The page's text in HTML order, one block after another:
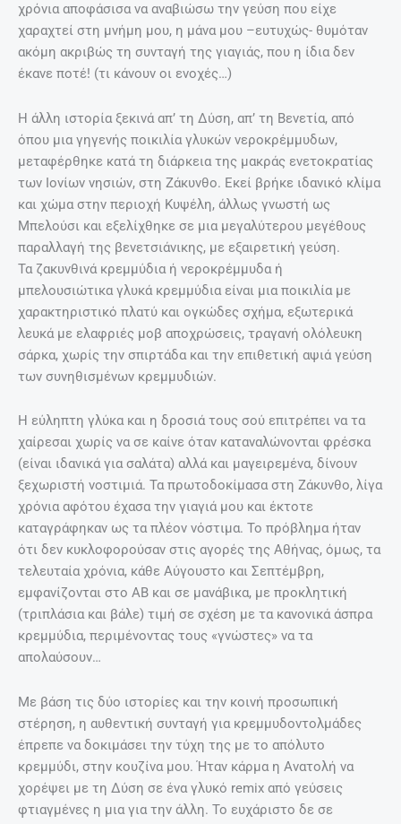
χρόνια αποφάσισα να αναβιώσω την γεύση που είχε
χαραχτεί στη μνήμη μου, η μάνα μου –ευτυχώς- θυμόταν
ακόμη ακριβώς τη συνταγή της γιαγιάς, που η ίδια δεν
έκανε ποτέ! (τι κάνουν οι ενοχές…)
Η άλλη ιστορία ξεκινά απ’ τη Δύση, απ’ τη Βενετία, από
όπου μια γηγενής ποικιλία γλυκών νεροκρέμμυδων,
μεταφέρθηκε κατά τη διάρκεια της μακράς ενετοκρατίας
των Ιονίων νησιών, στη Ζάκυνθο. Εκεί βρήκε ιδανικό κλίμα
και χώμα στην περιοχή Κυψέλη, άλλως γνωστή ως
Μπελούσι και εξελίχθηκε σε μια μεγαλύτερου μεγέθους
παραλλαγή της βενετσιάνικης, με εξαιρετική γεύση.
Τα ζακυνθινά κρεμμύδια ή νεροκρέμμυδα ή
μπελουσιώτικα γλυκά κρεμμύδια είναι μια ποικιλία με
χαρακτηριστικό πλατύ και ογκώδες σχήμα, εξωτερικά
λευκά με ελαφριές μοβ αποχρώσεις, τραγανή ολόλευκη
σάρκα, χωρίς την σπιρτάδα και την επιθετική αψιά γεύση
των συνηθισμένων κρεμμυδιών.
Η εύληπτη γλύκα και η δροσιά τους σού επιτρέπει να τα
χαίρεσαι χωρίς να σε καίνε όταν καταναλώνονται φρέσκα
(είναι ιδανικά για σαλάτα) αλλά και μαγειρεμένα, δίνουν
ξεχωριστή νοστιμιά. Τα πρωτοδοκίμασα στη Ζάκυνθο, λίγα
χρόνια αφότου έχασα την γιαγιά μου και έκτοτε
καταγράφηκαν ως τα πλέον νόστιμα. Το πρόβλημα ήταν
ότι δεν κυκλοφορούσαν στις αγορές της Αθήνας, όμως, τα
τελευταία χρόνια, κάθε Αύγουστο και Σεπτέμβρη,
εμφανίζονται στο ΑΒ και σε μανάβικα, με προκλητική
(τριπλάσια και βάλε) τιμή σε σχέση με τα κανονικά άσπρα
κρεμμύδια, περιμένοντας τους «γνώστες» να τα
απολαύσουν…
Με βάση τις δύο ιστορίες και την κοινή προσωπική
στέρηση, η αυθεντική συνταγή για κρεμμυδοντολμάδες
έπρεπε να δοκιμάσει την τύχη της με το απόλυτο
κρεμμύδι, στην κουζίνα μου. Ήταν κάρμα η Ανατολή να
χορέψει με τη Δύση σε ένα γλυκό remix από γεύσεις
φτιαγμένες η μια για την άλλη. Το ευχάριστο δε σε